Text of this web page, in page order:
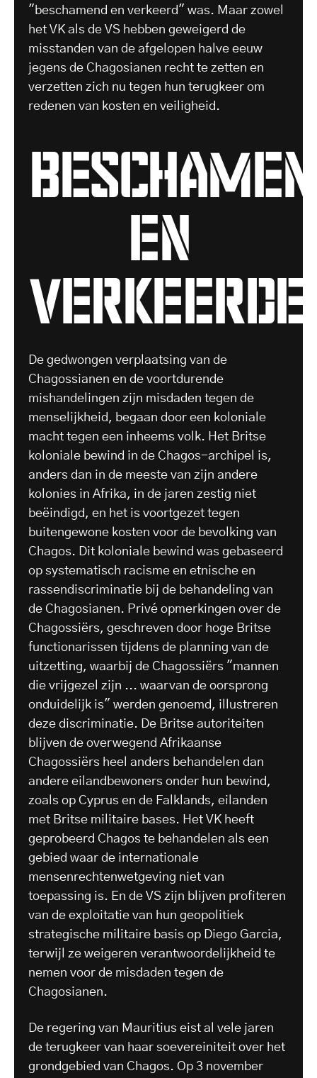
"beschamend en verkeerd" was. Maar zowel
het VK als de VS hebben geweigerd de
misstanden van de afgelopen halve eeuw
jegens de Chagosianen recht te zetten en
verzetten zich nu tegen hun terugkeer om
redenen van kosten en veiligheid.
en
verkeerde
De gedwongen verplaatsing van de
Chagossianen en de voortdurende
mishandelingen zijn misdaden tegen de
menselijkheid, begaan door een koloniale
macht tegen een inheems volk. Het Britse
koloniale bewind in de Chagos-archipel is,
anders dan in de meeste van zijn andere
kolonies in Afrika, in de jaren zestig niet
beëindigd, en het is voortgezet tegen
buitengewone kosten voor de bevolking van
Chagos. Dit koloniale bewind was gebaseerd
op systematisch racisme en etnische en
rassendiscriminatie bij de behandeling van
de Chagosianen. Privé opmerkingen over de
Chagossiërs, geschreven door hoge Britse
functionarissen tijdens de planning van de
uitzetting, waarbij de Chagossiërs "mannen
die vrijgezel zijn ... waarvan de oorsprong
onduidelijk is" werden genoemd, illustreren
deze discriminatie. De Britse autoriteiten
blijven de overwegend Afrikaanse
Chagossiërs heel anders behandelen dan
andere eilandbewoners onder hun bewind,
zoals op Cyprus en de Falklands, eilanden
met Britse militaire bases. Het VK heeft
geprobeerd Chagos te behandelen als een
gebied waar de internationale
mensenrechtenwetgeving niet van
toepassing is. En de VS zijn blijven profiteren
van de exploitatie van hun geopolitiek
strategische militaire basis op Diego Garcia,
terwijl ze weigeren verantwoordelijkheid te
nemen voor de misdaden tegen de
Chagosianen.
De regering van Mauritius eist al vele jaren
de terugkeer van haar soevereiniteit over het
grondgebied van Chagos. Op 3 november